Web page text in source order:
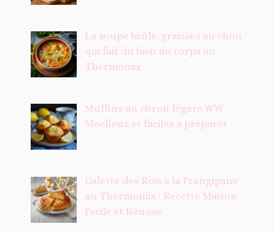
La soupe brûle-graisses au chou
qui fait du bien au corps au
Thermomix
Muffins au citron légers WW –
Moelleux et faciles à préparer
Galette des Rois à la Frangipane
au Thermomix : Recette Maison
Facile et Réussie